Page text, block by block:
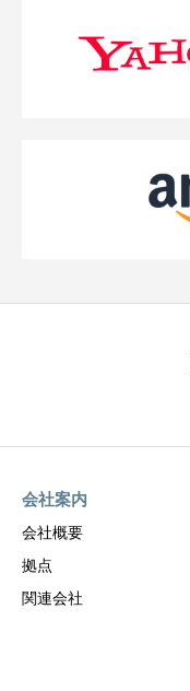
会社案内
会社概要
拠点
関連会社